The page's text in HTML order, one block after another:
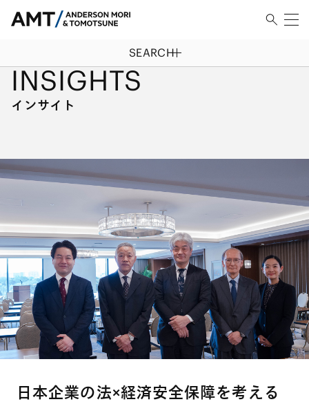
SEARCH
INSIGHTS
インサイト
日本企業の法×経済安全保障を考える